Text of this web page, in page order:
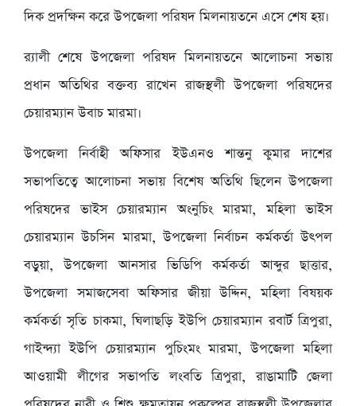
দিক প্রদক্ষিন করে উপজেলা পরিষদ মিলনায়তনে এসে শেষ হয়।
র‌্যালী শেষে উপজেলা পরিষদ মিলনায়তনে আলোচনা সভায়
প্রধান অতিথির বক্তব্য রাখেন রাজস্থলী উপজেলা পরিষদের
চেয়ারম্যান উবাচ মারমা।
উপজেলা নির্বাহী অফিসার ইউএনও শান্তনু কুমার দাশের
সভাপতিত্বে আলোচনা সভায় বিশেষ অতিথি ছিলেন উপজেলা
পরিষদের ভাইস চেয়ারম্যান অংনুচিং মারমা, মহিলা ভাইস
চেয়ারম্যান উচসিন মারমা, উপজেলা নির্বাচন কর্মকর্তা উৎপল
বড়ুয়া, উপজেলা আনসার ভিডিপি কর্মকর্তা আব্দুর ছাত্তার,
উপজেলা সমাজসেবা অফিসার জীয়া উদ্দিন, মহিলা বিষয়ক
কর্মকর্তা সৃতি চাকমা, ঘিলাছড়ি ইউপি চেয়ারম্যান রবার্ট ত্রিপুরা,
গাইন্দ্যা ইউপি চেয়ারম্যান পুচিংমং মারমা, উপজেলা মহিলা
আওয়ামী লীগের সভাপতি লংবতি ত্রিপুরা, রাঙামাটি জেলা